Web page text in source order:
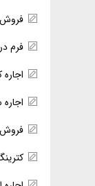
فروش
فرم
اجاره